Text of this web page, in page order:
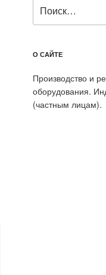
О САЙТЕ
Производство и
оборудования.
(частным лицам).